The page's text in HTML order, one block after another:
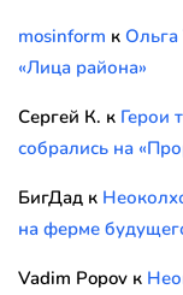
mosinform к Ольга
«Лица района»
Сергей К. к Герои
собрались на
БигДад к
на ферме
Vadim Popov к